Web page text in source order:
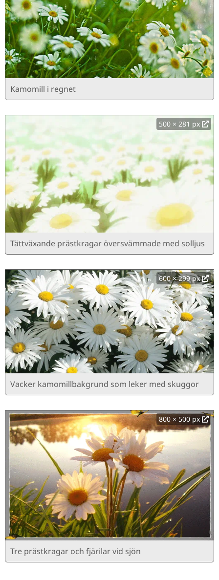
Kamomill i regnet
500 × 281 px
Tättväxande prästkragar översvämmade med solljus
600 × 299 px
Vacker kamomillbakgrund som leker med skuggor
800 × 500 px
Tre prästkragar och fjärilar vid sjön